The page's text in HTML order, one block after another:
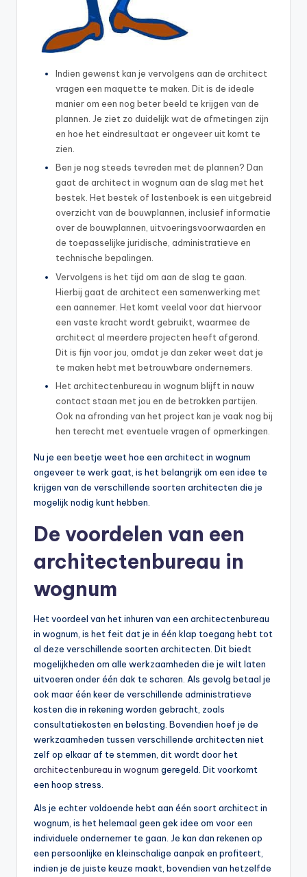
Indien gewenst kan je vervolgens aan de architect
vragen een maquette te maken. Dit is de ideale
manier om een nog beter beeld te krijgen van de
plannen. Je ziet zo duidelijk wat de afmetingen zijn
en hoe het eindresultaat er ongeveer uit komt te
zien.
Ben je nog steeds tevreden met de plannen? Dan
gaat de architect in wognum aan de slag met het
bestek. Het bestek of lastenboek is een uitgebreid
overzicht van de bouwplannen, inclusief informatie
over de bouwplannen, uitvoeringsvoorwaarden en
de toepasselijke juridische, administratieve en
technische bepalingen.
Vervolgens is het tijd om aan de slag te gaan.
Hierbij gaat de architect een samenwerking met
een aannemer. Het komt veelal voor dat hiervoor
een vaste kracht wordt gebruikt, waarmee de
architect al meerdere projecten heeft afgerond.
Dit is fijn voor jou, omdat je dan zeker weet dat je
te maken hebt met betrouwbare ondernemers.
Het architectenbureau in wognum blijft in nauw
contact staan met jou en de betrokken partijen.
Ook na afronding van het project kan je vaak nog bij
hen terecht met eventuele vragen of opmerkingen.
Nu je een beetje weet hoe een architect in wognum
ongeveer te werk gaat, is het belangrijk om een idee te
krijgen van de verschillende soorten architecten die je
mogelijk nodig kunt hebben.
De voordelen van een
architectenbureau in
wognum
Het voordeel van het inhuren van een architectenbureau
in wognum, is het feit dat je in één klap toegang hebt tot
al deze verschillende soorten architecten. Dit biedt
mogelijkheden om alle werkzaamheden die je wilt laten
uitvoeren onder één dak te scharen. Als gevolg betaal je
ook maar één keer de verschillende administratieve
kosten die in rekening worden gebracht, zoals
consultatiekosten en belasting. Bovendien hoef je de
werkzaamheden tussen verschillende architecten niet
zelf op elkaar af te stemmen, dit wordt door het
architectenbureau in wognum geregeld. Dit voorkomt
een hoop stress.
Als je echter voldoende hebt aan één soort architect in
wognum, is het helemaal geen gek idee om voor een
individuele ondernemer te gaan. Je kan dan rekenen op
een persoonlijke en kleinschalige aanpak en profiteert,
indien je de juiste keuze maakt, bovendien van hetzelfde